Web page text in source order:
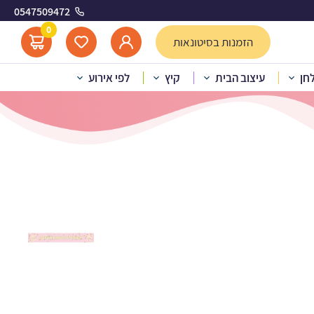
0547509472
הזמנות בסיטונאות
0
עיצוב הבית קיץ לפי אירוע בת מצווה